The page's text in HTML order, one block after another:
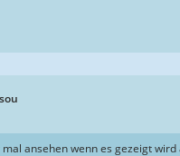
ansehen wenn es gezeigt